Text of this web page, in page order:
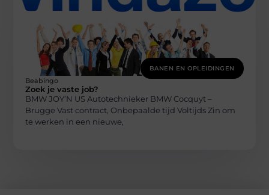
BANEN EN OPLEIDINGEN
Beabingo
Zoek je vaste job?
BMW JOY’N US Autotechnieker BMW Cocquyt –
Brugge Vast contract, Onbepaalde tijd Voltijds Zin om
te werken in een nieuwe,